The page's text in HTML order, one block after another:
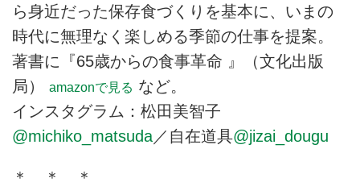
ら身近だった保存食づくりを基本に、いまの
時代に無理なく楽しめる季節の仕事を提案。
著書に『65歳からの食事革命 』（文化出版
局）
amazonで見る など。
インスタグラム：松田美智子
@michiko_matsuda／自在道具@jizai_dougu
＊ ＊ ＊